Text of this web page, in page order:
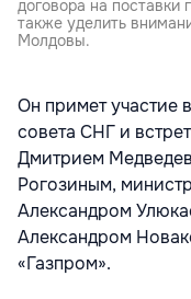
договора на поставки
также уделить
Молдовы.
Он примет участие
совета СНГ и
Дмитрием
Рогозиным,
Александром
Александром
«Газпром».